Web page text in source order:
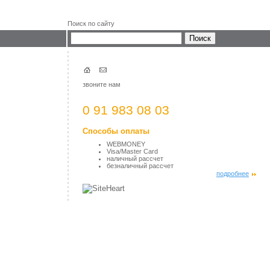
Поиск по сайту
звоните нам
0 91 983 08 03
Способы оплаты
WEBMONEY
Visa/Master Card
наличный рассчет
безналичный рассчет
подробнее